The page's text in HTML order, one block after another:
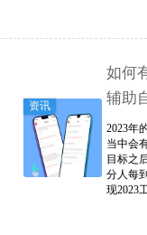
资讯
如何
辅助
2023年
当中会
目标之
分人每
现2023